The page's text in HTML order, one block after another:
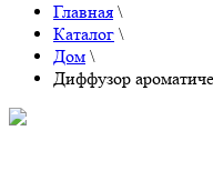
Главная \
Каталог \
Дом \
Диффузор